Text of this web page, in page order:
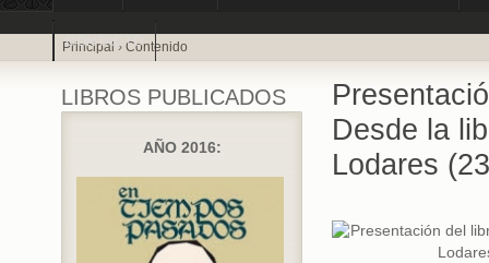
CONTACTO
Principal › Contenido
LIBROS PUBLICADOS
AÑO 2016:
Desde la
Lodares